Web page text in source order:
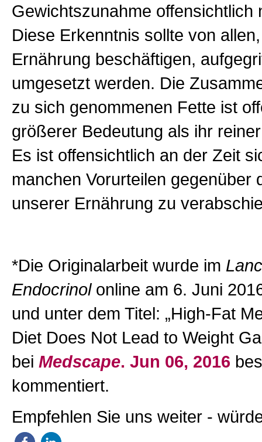
Gewichtszunahme offensichtlich
Diese Erkenntnis sollte von
Ernährung beschäftigen,
umgesetzt werden. Die
zu sich genommenen Fette ist
größerer Bedeutung als ihr
Es ist offensichtlich an der Zeit
manchen Vorurteilen gegenüber
unserer Ernährung zu
*Die Originalarbeit wurde im
Endocrinolonline am 6. Juni
und unter dem Titel: „High-Fat
Diet Does Not Lead to Weight
bei Medscape. Jun 06, 2016
kommentiert.
Empfehlen Sie uns weiter -